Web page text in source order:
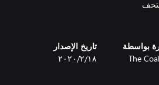
بواسطة
The
تاريخ الإصدار
١٨‏/٢‏/٢٠٢٠